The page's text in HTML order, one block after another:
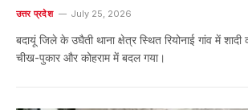
उत्तर प्रदेश July 25, 2026
बदायूं जिले के उघैती थाना क्षेत्र स्थित रियोनाई गांव में
चीख-पुकार और कोहराम में बदल गया।